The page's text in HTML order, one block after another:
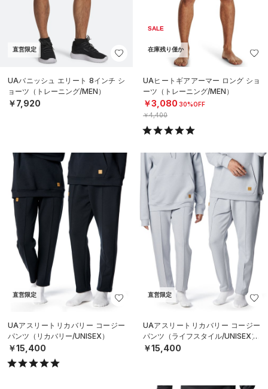
直営限定
UAバニッシュ エリート 8インチ シ
ョーツ（トレーニング/MEN）
￥7,920
SALE
在庫残り僅か
UAヒートギアアーマー ロング ショ
ーツ（トレーニング/MEN）
￥3,080 30%OFF
￥4,400
直営限定
UAアスリートリカバリー コージー
パンツ（リカバリー/UNISEX）
￥15,400
直営限定
UAアスリートリカバリー コージー
パンツ（ライフスタイル/UNISEX）
￥15,400